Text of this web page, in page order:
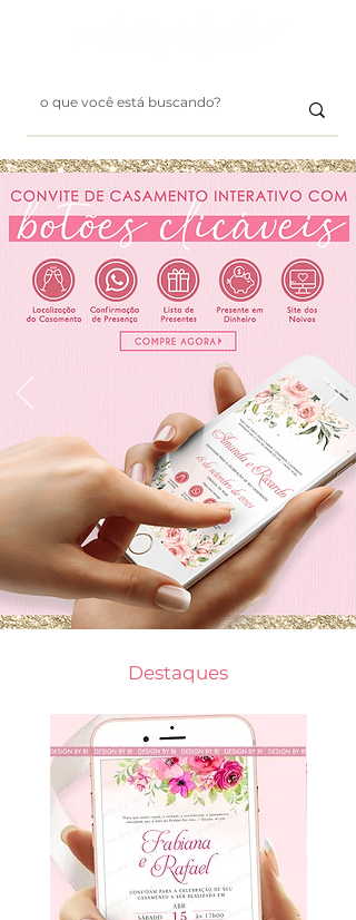
Destaques